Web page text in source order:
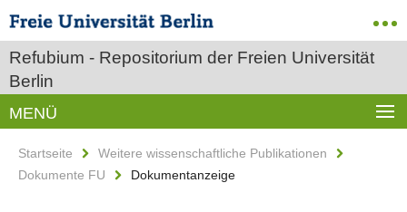
Refubium - Repositorium der Freien Universität
Berlin
MENÜ
Startseite
Weitere wissenschaftliche Publikationen
Dokumente FU
Dokumentanzeige